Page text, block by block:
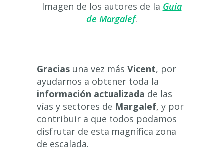
Imagen de los autores de la Guía
de Margalef.
Gracias una vez más Vicent, por
ayudarnos a obtener toda la
información actualizada de las
vías y sectores de Margalef, y por
contribuir a que todos podamos
disfrutar de esta magnífica zona
de escalada.